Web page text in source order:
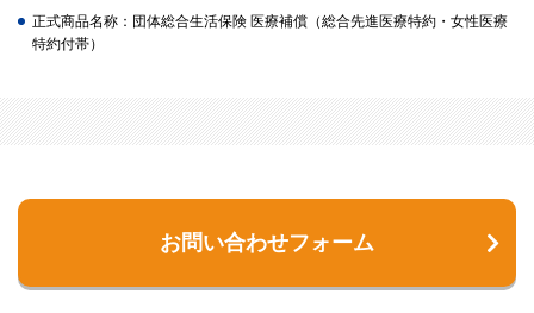
正式商品名称：団体総合生活保険 医療補償（総合先進医療特約・女性医療
特約付帯）
お問い合わせフォーム